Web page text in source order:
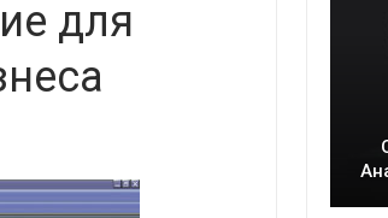
для